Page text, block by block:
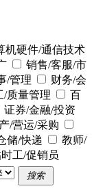
机硬件/通信技术
销售/客服/市
/管理
财务/会
/质量管理
百
证券/金融/投资
/营运/采购
储/快递
教师/
工/促销员
搜索